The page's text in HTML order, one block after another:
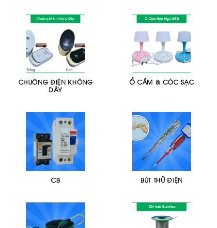
CHUÔNG ĐIỆN KHÔNG
DÂY
Ổ CẮM & CÓC SẠC
CB BÚT THỬ ĐIỆN